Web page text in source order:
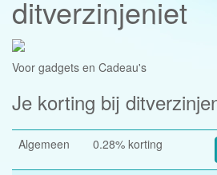
ditverzinjeniet
Voor gadgets en Cadeau's
Je korting bij
Algemeen 0.28% korting